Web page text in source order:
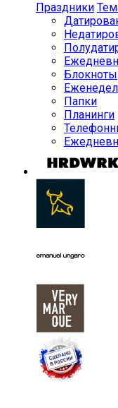
Праздники
Блокноты
Папки
Планинги